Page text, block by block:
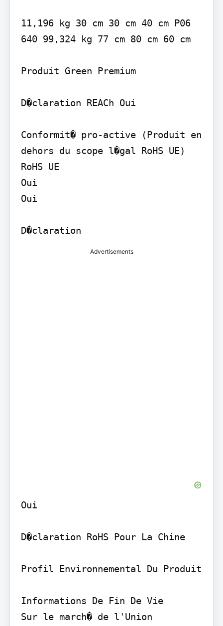
11,196 kg 30 cm 30 cm 40 cm P06
640 99,324 kg 77 cm 80 cm 60 cm
Produit Green Premium
D�claration REACh Oui
Conformit� pro-active (Produit en
dehors du scope l�gal RoHS UE)
RoHS UE
Oui
Oui
Advertisements
Oui
D�claration RoHS Pour La Chine
Profil Environnemental Du Produit
Informations De Fin De Vie
Sur le march� de l'Union